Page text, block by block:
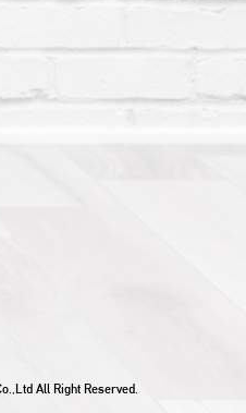
All Right Reserved.